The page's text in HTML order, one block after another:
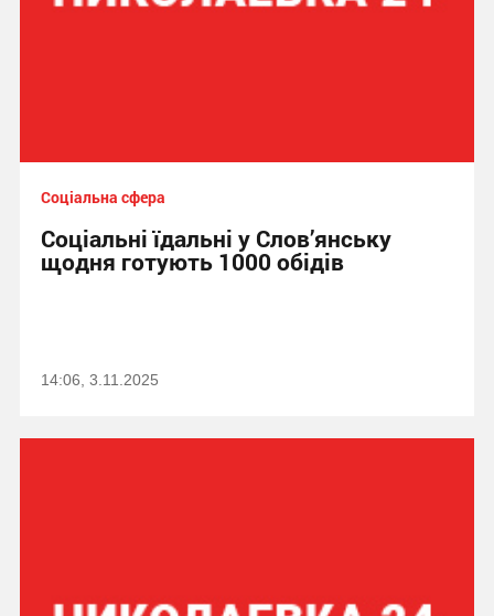
Соціальна сфера
Соціальні їдальні у Слов’янську
щодня готують 1000 обідів
14:06, 3.11.2025